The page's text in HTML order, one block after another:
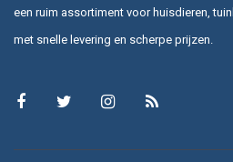
een ruim assortiment voor huisdieren,
met snelle levering en scherpe prijzen.